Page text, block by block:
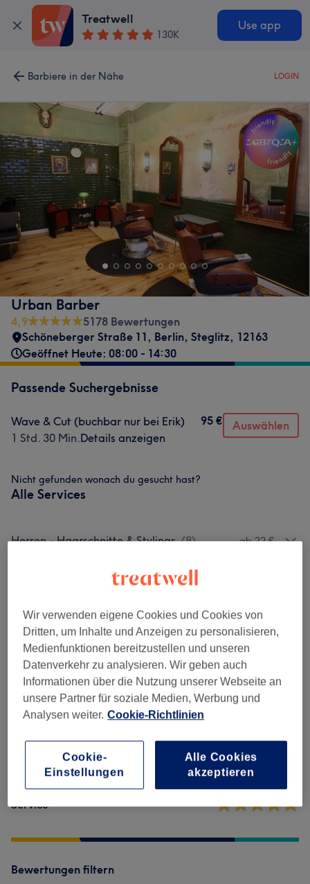
Treatwell
130K
Use app
Barbiere in der Nähe LOGIN
Urban Barber
4,9
5178 Bewertungen
Schöneberger Straße 11, Berlin, Steglitz, 12163
Geöffnet Heute: 08:00 - 14:30
Passende Suchergebnisse
Wave & Cut (buchbar nur bei Erik)
1 Std. 30 Min.Details anzeigen
95 € Auswählen
Nicht gefunden wonach du gesucht hast?
Alle Services
Herren - Haarschnitte & Stylings (8) ab 22 €
Herren Colour & Texture Behandlungen
Salonbewertungen
4,9 5178 Bewertungen
Ambiente
Sauberkeit
Service
Bewertungen filtern
Wir verwenden eigene Cookies und Cookies von
Dritten, um Inhalte und Anzeigen zu personalisieren,
Medienfunktionen bereitzustellen und unseren
Datenverkehr zu analysieren. Wir geben auch
Informationen über die Nutzung unserer Webseite an
unsere Partner für soziale Medien, Werbung und
Analysen weiter. Cookie-Richtlinien
Cookie-
Einstellungen
Alle Cookies
akzeptieren